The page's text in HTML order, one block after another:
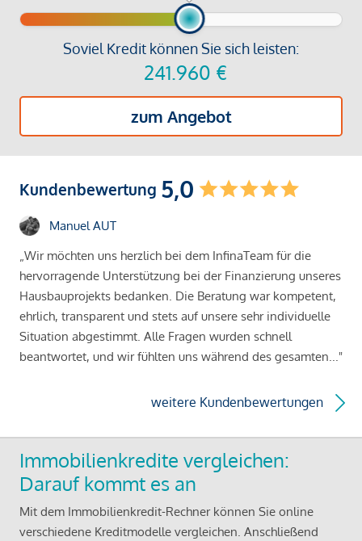
Soviel Kredit können Sie sich leisten:
241.960 €
zum Angebot
Kundenbewertung 5,0
Manuel AUT
„Wir möchten uns herzlich bei dem InfinaTeam für die
hervorragende Unterstützung bei der Finanzierung unseres
Hausbauprojekts bedanken. Die Beratung war kompetent,
ehrlich, transparent und stets auf unsere sehr individuelle
Situation abgestimmt. Alle Fragen wurden schnell
beantwortet, und wir fühlten uns während des gesamten..."
weitere Kundenbewertungen
Immobilienkredite vergleichen:
Darauf kommt es an
Mit dem Immobilienkredit-Rechner können Sie online
verschiedene Kreditmodelle vergleichen. Anschließend